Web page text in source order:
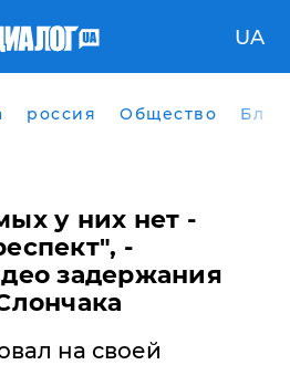
UA
россия Общество
у них нет -
-
задержания
на своей